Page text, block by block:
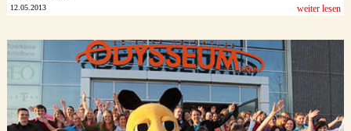
12.05.2013 weiter lesen